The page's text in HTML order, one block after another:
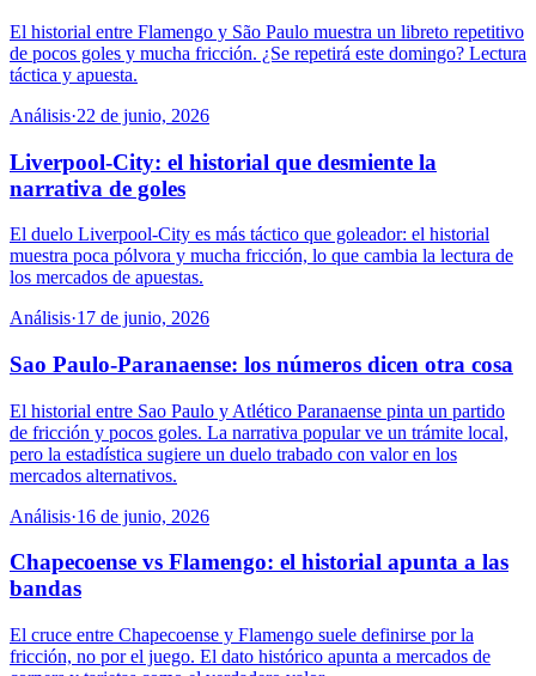
El historial entre Flamengo y São Paulo muestra un libreto repetitivo
de pocos goles y mucha fricción. ¿Se repetirá este domingo? Lectura
táctica y apuesta.
Análisis·22 de junio, 2026
Liverpool-City: el historial que desmiente la
narrativa de goles
El duelo Liverpool-City es más táctico que goleador: el historial
muestra poca pólvora y mucha fricción, lo que cambia la lectura de
los mercados de apuestas.
Análisis·17 de junio, 2026
Sao Paulo-Paranaense: los números dicen otra cosa
El historial entre Sao Paulo y Atlético Paranaense pinta un partido
de fricción y pocos goles. La narrativa popular ve un trámite local,
pero la estadística sugiere un duelo trabado con valor en los
mercados alternativos.
Análisis·16 de junio, 2026
Chapecoense vs Flamengo: el historial apunta a las
bandas
El cruce entre Chapecoense y Flamengo suele definirse por la
fricción, no por el juego. El dato histórico apunta a mercados de